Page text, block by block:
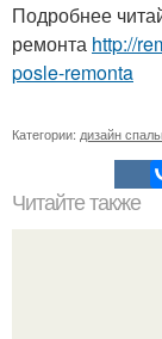
Подробнее
ремонта http://
posle-remonta
Категории: дизайн
Читайте также